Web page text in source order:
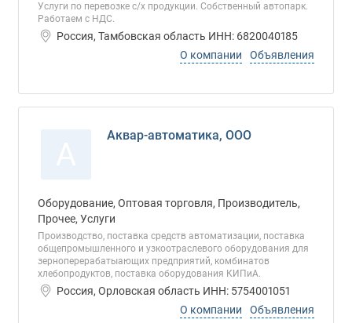
Услуги по перевозке с/х продукции. Собственный автопарк.
Работаем с НДС.
Россия, Тамбовская область ИНН: 6820040185
О компании
Объявления
Аквар-автоматика, ООО
Оборудование, Оптовая торговля, Производитель,
Прочее, Услуги
Производство, поставка средств автоматизации, поставка
общепромышленного и узкоотраслевого оборудования для
зерноперерабатыающих предприятий, комбинатов
хлебопродуктов, поставка оборудования КИПиА.
Россия, Орловская область ИНН: 5754001051
О компании
Объявления